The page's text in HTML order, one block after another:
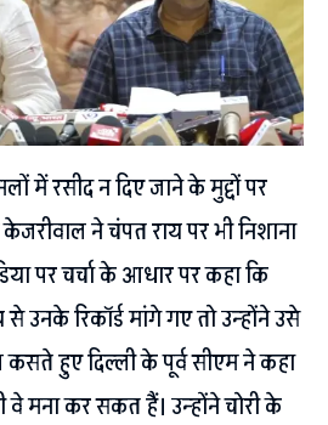
में रसीद न दिए जाने के मुद्दों पर
ने चंपत राय पर भी निशाना
पर चर्चा के आधार पर कहा कि
रिकॉर्ड मांगे गए तो उन्होंने उसे
हुए दिल्ली के पूर्व सीएम ने कहा
वे मना कर सकत हैं। उन्होंने चोरी के